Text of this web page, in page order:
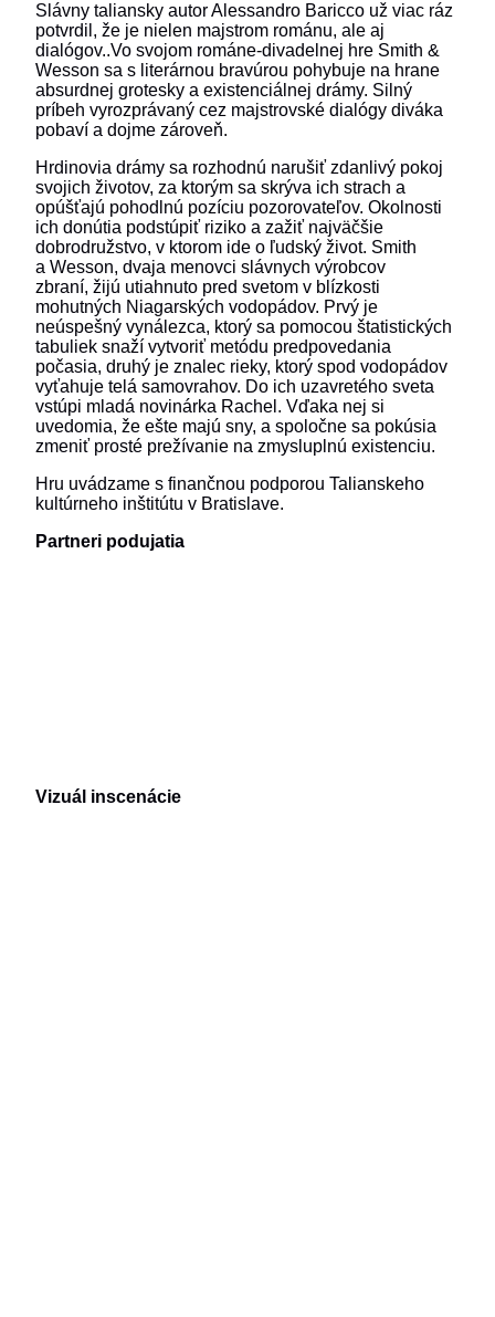
Slávny taliansky autor Alessandro Baricco už viac ráz
potvrdil, že je nielen majstrom románu, ale aj
dialógov..Vo svojom románe-divadelnej hre Smith &
Wesson sa s literárnou bravúrou pohybuje na hrane
absurdnej grotesky a existenciálnej drámy. Silný
príbeh vyrozprávaný cez majstrovské dialógy diváka
pobaví a dojme zároveň.
Hrdinovia drámy sa rozhodnú narušiť zdanlivý pokoj
svojich životov, za ktorým sa skrýva ich strach a
opúšťajú pohodlnú pozíciu pozorovateľov. Okolnosti
ich donútia podstúpiť riziko a zažiť najväčšie
dobrodružstvo, v ktorom ide o ľudský život. Smith
a Wesson, dvaja menovci slávnych výrobcov
zbraní, žijú utiahnuto pred svetom v blízkosti
mohutných Niagarských vodopádov. Prvý je
neúspešný vynálezca, ktorý sa pomocou štatistických
tabuliek snaží vytvoriť metódu predpovedania
počasia, druhý je znalec rieky, ktorý spod vodopádov
vyťahuje telá samovrahov. Do ich uzavretého sveta
vstúpi mladá novinárka Rachel. Vďaka nej si
uvedomia, že ešte majú sny, a spoločne sa pokúsia
zmeniť prosté prežívanie na zmysluplnú existenciu.
Hru uvádzame s finančnou podporou Talianskeho
kultúrneho inštitútu v Bratislave.
Partneri podujatia
Vizuál inscenácie